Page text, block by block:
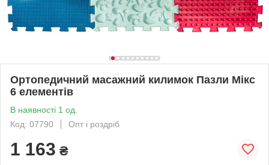
Ортопедичний масажний килимок Пазли Мікс
6 елементів
В наявності 1 од.
Код: 07790
Опт і роздріб
1 163 ₴